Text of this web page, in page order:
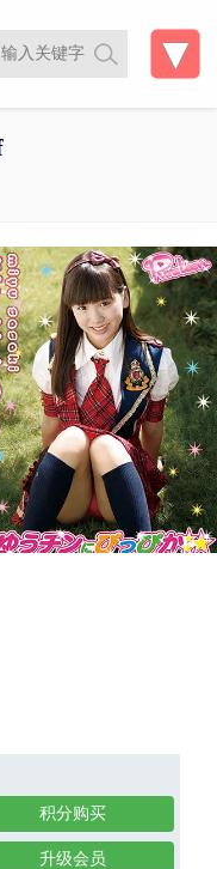
积分购买
升级会员